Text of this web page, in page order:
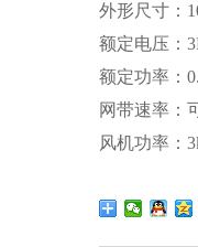
外形尺寸：
额定电压：
额定功率：
网带速率：
风机功率：